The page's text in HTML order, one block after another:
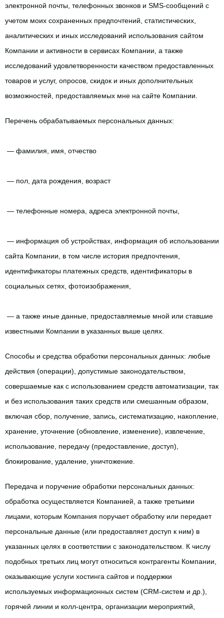
электронной почты, телефонных звонков и SMS-сообщений с
учетом моих сохраненных предпочтений, статистических,
аналитических и иных исследований использования сайтом
Компании и активности в сервисах Компании, а также
исследований удовлетворенности качеством предоставленных
товаров и услуг, опросов, скидок и иных дополнительных
возможностей, предоставляемых мне на сайте Компании.
Перечень обрабатываемых персональных данных:
— фамилия, имя, отчество
— пол, дата рождения, возраст
— телефонные номера, адреса электронной почты,
— информация об устройствах, информация об использовании
сайта Компании, в том числе история предпочтения,
идентификаторы платежных средств, идентификаторы в
социальных сетях, фотоизображения,
— а также иные данные, предоставляемые мной или ставшие
известными Компании в указанных выше целях.
Способы и средства обработки персональных данных: любые
действия (операции), допустимые законодательством,
совершаемые как с использованием средств автоматизации, так
и без использования таких средств или смешанным образом,
включая сбор, получение, запись, систематизацию, накопление,
хранение, уточнение (обновление, изменение), извлечение,
использование, передачу (предоставление, доступ),
блокирование, удаление, уничтожение.
Передача и поручение обработки персональных данных:
обработка осуществляется Компанией, а также третьими
лицами, которым Компания поручает обработку или передает
персональные данные (или предоставляет доступ к ним) в
указанных целях в соответствии с законодательством. К числу
подобных третьих лиц могут относиться контрагенты Компании,
оказывающие услуги хостинга сайтов и поддержки
используемых информационных систем (CRM-систем и др.),
горячей линии и колл-центра, организации мероприятий,